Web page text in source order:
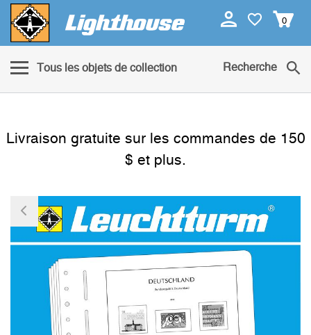
0
Tous les objets de collection Recherche
Livraison gratuite sur les commandes de 150
$ et plus.